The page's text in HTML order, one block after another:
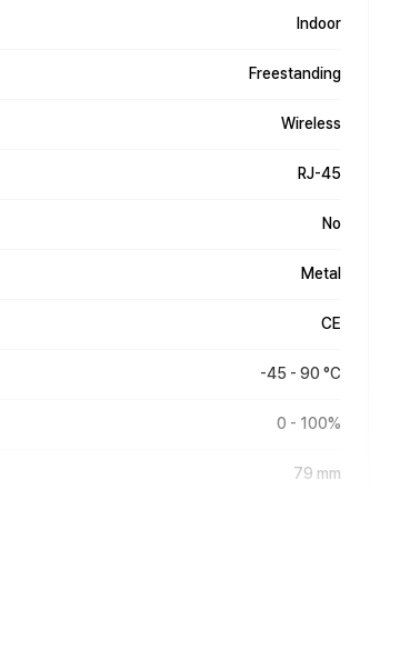
Indoor
Freestanding
Wireless
RJ-45
No
Metal
CE
-45 - 90 °C
0 - 100%
79 mm